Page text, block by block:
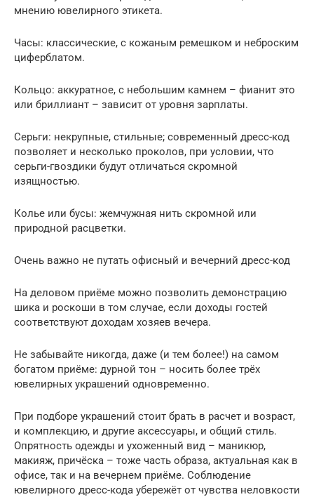
мнению ювелирного этикета.
Часы: классические, с кожаным ремешком и неброским
циферблатом.
Кольцо: аккуратное, с небольшим камнем – фианит это
или бриллиант – зависит от уровня зарплаты.
Серьги: некрупные, стильные; современный дресс-код
позволяет и несколько проколов, при условии, что
серьги-гвоздики будут отличаться скромной
изящностью.
Колье или бусы: жемчужная нить скромной или
природной расцветки.
Очень важно не путать офисный и вечерний дресс-код
На деловом приёме можно позволить демонстрацию
шика и роскоши в том случае, если доходы гостей
соответствуют доходам хозяев вечера.
Не забывайте никогда, даже (и тем более!) на самом
богатом приёме: дурной тон – носить более трёх
ювелирных украшений одновременно.
При подборе украшений стоит брать в расчет и возраст,
и комплекцию, и другие аксессуары, и общий стиль.
Опрятность одежды и ухоженный вид – маникюр,
макияж, причёска – тоже часть образа, актуальная как в
офисе, так и на вечернем приёме. Соблюдение
ювелирного дресс-кода убережёт от чувства неловкости